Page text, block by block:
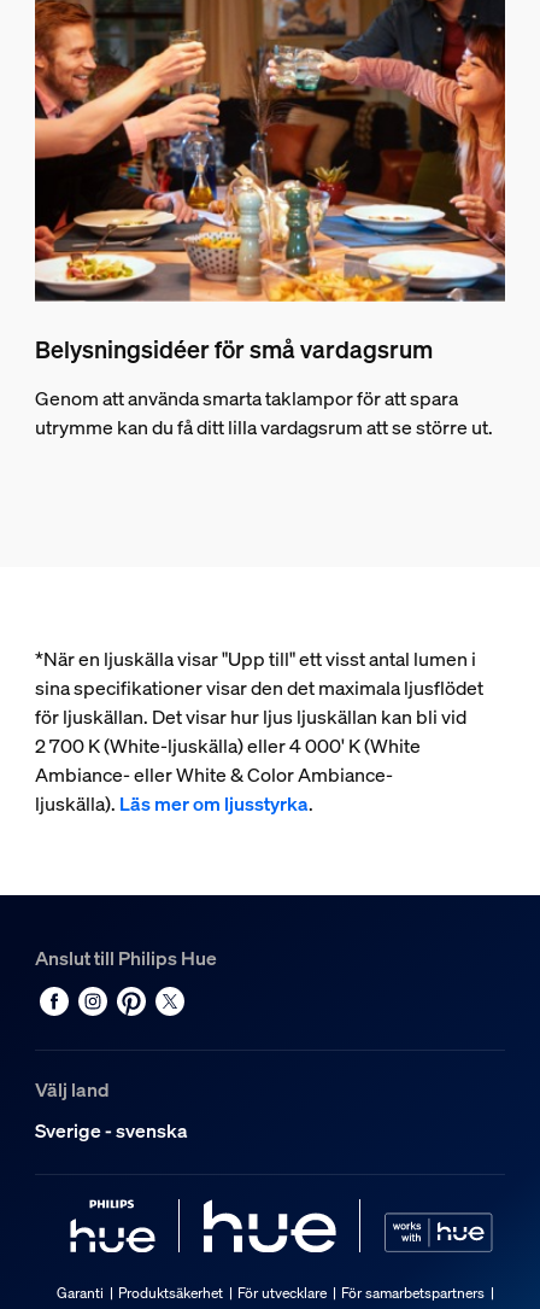
Belysningsidéer för små vardagsrum
Genom att använda smarta taklampor för att spara
utrymme kan du få ditt lilla vardagsrum att se större ut.
*När en ljuskälla visar "Upp till" ett visst antal lumen i
sina specifikationer visar den det maximala ljusflödet
för ljuskällan. Det visar hur ljus ljuskällan kan bli vid
2 700 K (White-ljuskälla) eller 4 000' K (White
Ambiance- eller White & Color Ambiance-
ljuskälla). Läs mer om ljusstyrka.
Anslut till Philips Hue
Välj land
Sverige - svenska
Garanti Produktsäkerhet För utvecklare
För samarbetspartners